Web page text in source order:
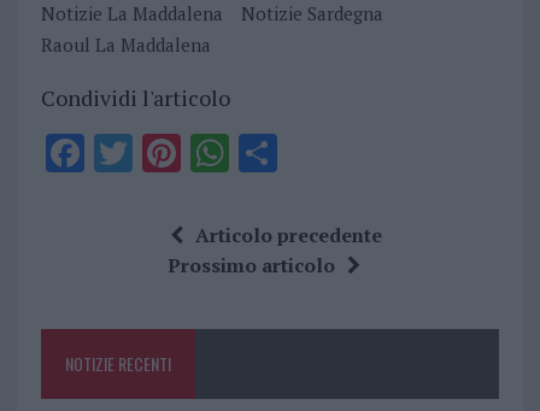
Notizie La Maddalena
Notizie Sardegna
Raoul La Maddalena
Condividi l'articolo
F
o
k
T Pi
te
re
W
at
s
p
S
a
re
Articolo precedente
Prossimo articolo
NOTIZIE RECENTI